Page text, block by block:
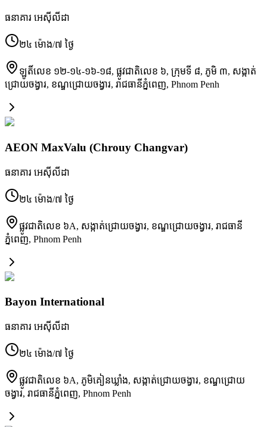
ធនាគារ អេស៊ីលីដា
២៤ ម៉ោង/៧ ថ្ងៃ
ឡូតិ៍លេខ ១២-១៤-១៦-១៨, ផ្លូវជាតិលេខ ៦, ក្រុមទី ៨, ភូមិ ៣, សង្កាត់
ជ្រោយចង្វារ, ខណ្ឌជ្រោយចង្វារ, រាជធានីភ្នំពេញ, Phnom Penh
AEON MaxValu (Chrouy Changvar)
ធនាគារ អេស៊ីលីដា
២៤ ម៉ោង/៧ ថ្ងៃ
ផ្លូវជាតិលេខ ៦A, សង្កាត់ជ្រោយចង្វារ, ខណ្ឌជ្រោយចង្វារ, រាជធានី
ភ្នំពេញ, Phnom Penh
Bayon International
ធនាគារ អេស៊ីលីដា
២៤ ម៉ោង/៧ ថ្ងៃ
ផ្លូវជាតិលេខ ៦A, ភូមិគៀនឃ្លាំង, សង្កាត់ជ្រោយចង្វារ, ខណ្ឌជ្រោយ
ចង្វារ, រាជធានីភ្នំពេញ, Phnom Penh